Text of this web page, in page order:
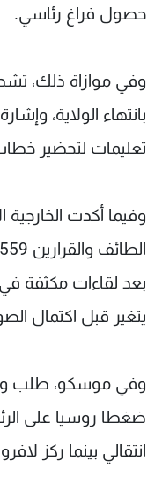
حصول فراغ رئاسي.
وفي موازاة ذلك،
بانتهاء الولاية،
تعليمات لتحضير
وفيما أكدت الخارجية
بعد لقاءات مكثفة
يتغير قبل اكتمال
وفي موسكو، طلب
ضغطا روسيا على
انتقالي بينما ركز